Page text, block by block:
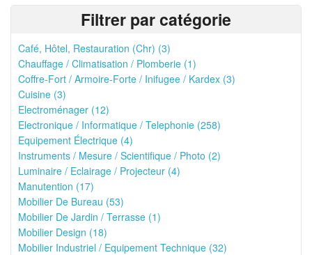
Filtrer par catégorie
Café, Hôtel, Restauration (Chr) (3)
Chauffage / Climatisation / Plomberie (1)
Coffre-Fort / Armoire-Forte / Inifugee / Kardex (3)
Cuisine (3)
Electroménager (12)
Electronique / Informatique / Telephonie (258)
Equipement Électrique (4)
Instruments / Mesure / Scientifique / Photo (2)
Luminaire / Eclairage / Projecteur (4)
Manutention (17)
Mobilier De Bureau (53)
Mobilier De Jardin / Terrasse (1)
Mobilier Design (18)
Mobilier Industriel / Equipement Technique (32)